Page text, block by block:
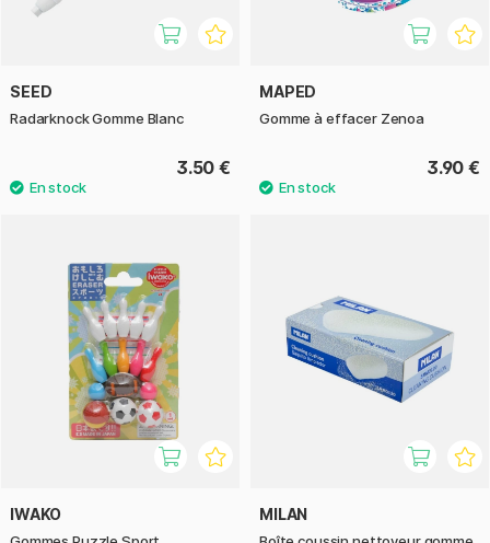
SEED
Radarknock Gomme Blanc
3.50 €
MAPED
Gomme à effacer Zenoa
3.90 €
IWAKO MILAN